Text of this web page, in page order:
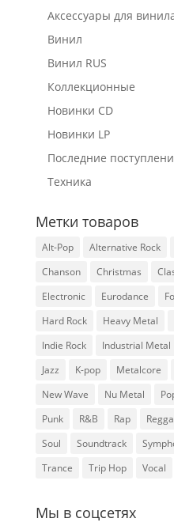
Аксессуары для
Винил
Винил RUS
Коллекционные
Новинки CD
Новинки LP
Последние
Техника
Метки товаров
Alt-Pop Alternative Rock
Chanson
Christmas
Electronic
Eurodance
Hard Rock
Heavy Metal
Indie Rock
Industrial Metal
Jazz
K-pop Metalcore
New Wave
Nu Metal
Punk
R&B Rap
Soul
Soundtrack
Trance
Trip Hop Vocal
Мы в соцсетях